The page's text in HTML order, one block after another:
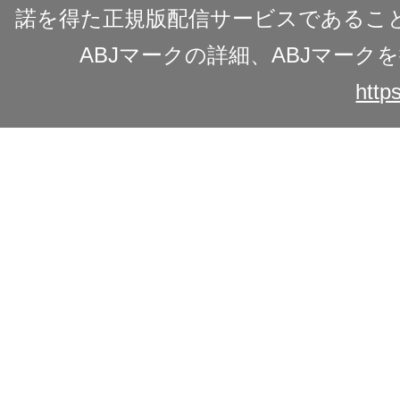
諾を得た正規版配信サービスであるこ
ABJマークの詳細、ABJマーク